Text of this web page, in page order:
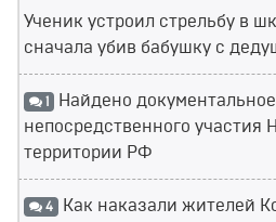
Ученик устроил стрельбу в
сначала убив бабушку с
1 Найдено
непосредственного участия
территории РФ
4 Как наказали жителей